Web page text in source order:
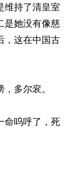
维持了清皇室
是她没有像慈
，这在中国古
多尔衮。
命呜呼了，死